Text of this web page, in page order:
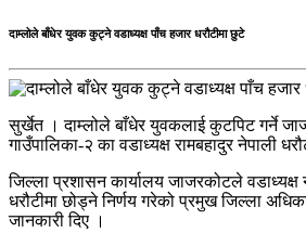
दाम्लोले बाँधेर युवक कुट्ने वडाध्यक्ष पाँच हजार धरौटीमा छुटे
सुर्खेत । दाम्लोले बाँधेर युवकलाई कुटपिट गर्ने
गाउँपालिका-२ का वडाध्यक्ष रामबहादुर नेपाली
जिल्ला प्रशासन कार्यालय जाजरकोटले वडाध्यक्ष
धरौटीमा छोड्ने निर्णय गरेको प्रमुख जिल्ला
जानकारी दिए ।